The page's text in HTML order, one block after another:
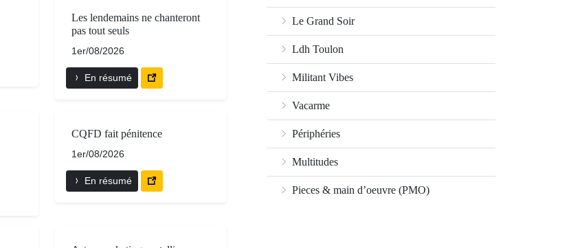
Les lendemains ne chanteront
pas tout seuls
1er/08/2026
En résumé
CQFD fait pénitence
1er/08/2026
En résumé
Le Grand Soir
Ldh Toulon
Militant Vibes
Vacarme
Périphéries
Multitudes
Pieces & main d’oeuvre (PMO)